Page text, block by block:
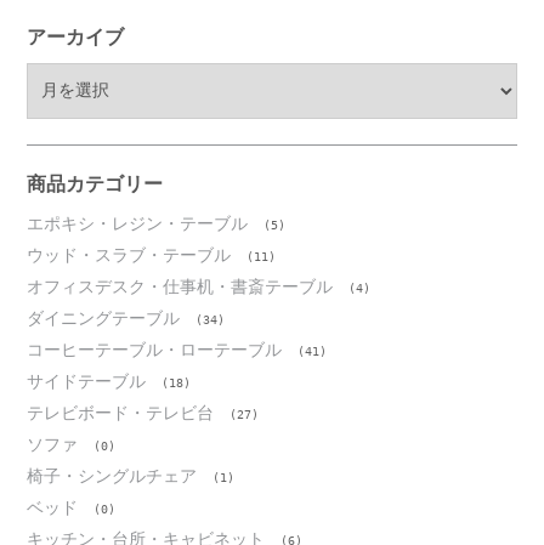
アーカイブ
ブ
商品カテゴリー
エポキシ・レジン・テーブル (5)
ウッド・スラブ・テーブル (11)
オフィスデスク・仕事机・書斎テーブル (4)
ダイニングテーブル (34)
コーヒーテーブル・ローテーブル (41)
サイドテーブル (18)
テレビボード・テレビ台 (27)
ソファ (0)
椅子・シングルチェア (1)
ベッド (0)
キッチン・台所・キャビネット (6)